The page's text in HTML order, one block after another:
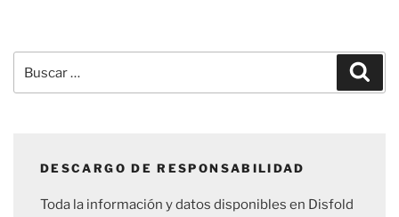
por:
DESCARGO DE RESPONSABILIDAD
Toda la información y datos disponibles en Disfold